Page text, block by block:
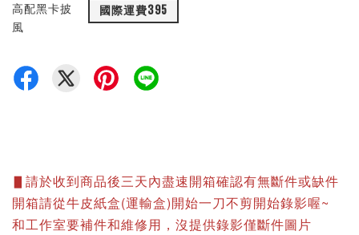
高配黑卡披
風
國際運費395
▋請於收到商品後三天內盡速開箱確認有無斷件或缺件
開箱請從牛皮紙盒(運輸盒)開始一刀不剪開始錄影喔~
和工作室要補件和維修用，沒提供錄影僅斷件圖片